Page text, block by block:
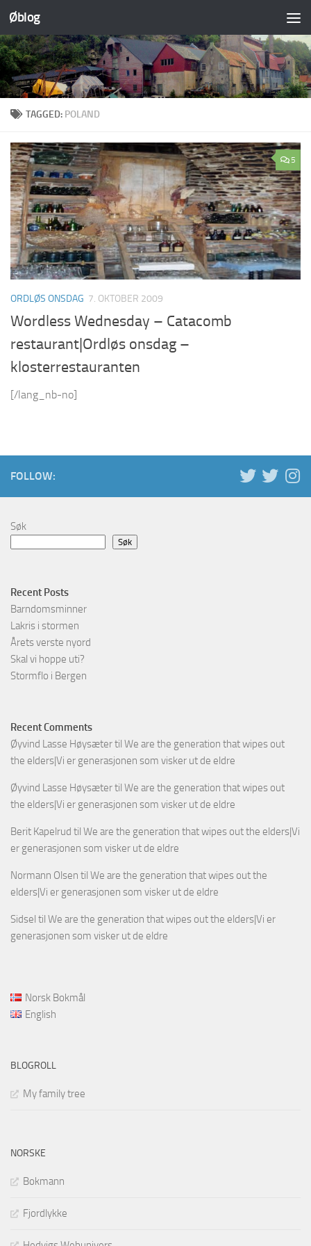
Skip to content
Øblog
TAGGED: POLAND
5
ORDLØS ONSDAG 7. OKTOBER 2009
Wordless Wednesday – Catacomb
restaurant|Ordløs onsdag –
klosterrestauranten
[/lang_nb-no]
FOLLOW:
Søk
Søk
Recent Posts
Barndomsminner
Lakris i stormen
Årets verste nyord
Skal vi hoppe uti?
Stormflo i Bergen
Recent Comments
Øyvind Lasse Høysætertil We are the generation that wipes out
the elders|Vi er generasjonen som visker ut de eldre
Øyvind Lasse Høysætertil We are the generation that wipes out
the elders|Vi er generasjonen som visker ut de eldre
Berit Kapelrud til We are the generation that wipes out the elders|Vi
er generasjonen som visker ut de eldre
Normann Olsen til We are the generation that wipes out the
elders|Vi er generasjonen som visker ut de eldre
Sidsel til We are the generation that wipes out the elders|Vi er
generasjonen som visker ut de eldre
Norsk Bokmål
English
BLOGROLL
My family tree
NORSKE
Bokmann
Fjordlykke